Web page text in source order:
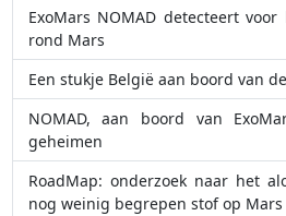
ExoMars NOMAD detecteert
rond Mars
Een stukje België aan boord van
NOMAD, aan boord van
geheimen
RoadMap: onderzoek naar het
nog weinig begrepen stof op Mars